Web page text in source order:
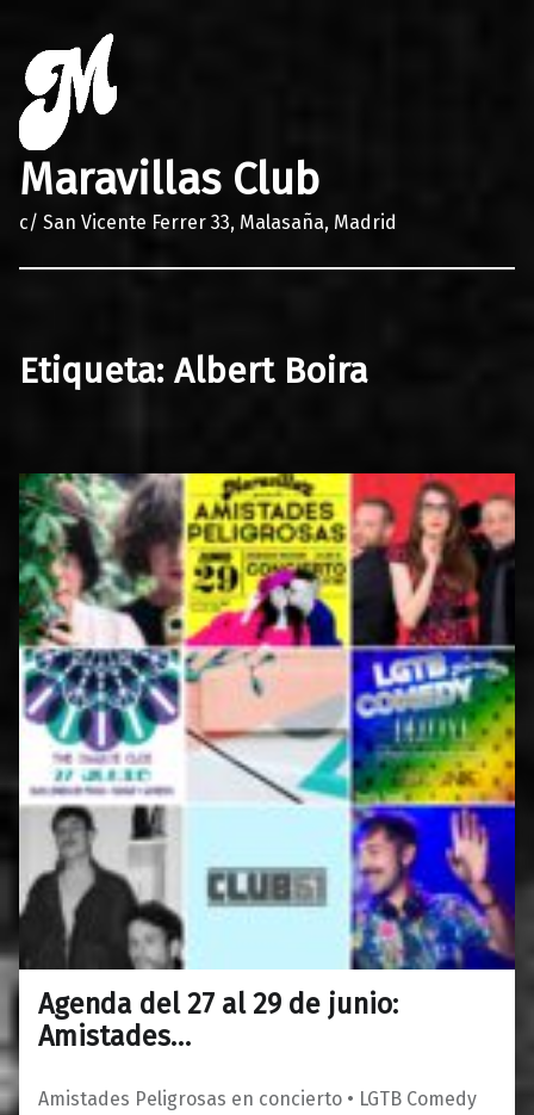
Maravillas Club
c/ San Vicente Ferrer 33, Malasaña, Madrid
Etiqueta: Albert Boira
Agenda del 27 al 29 de junio:
Amistades…
Amistades Peligrosas en concierto • LGTB Comedy
24/06/2019
0
Maravillas